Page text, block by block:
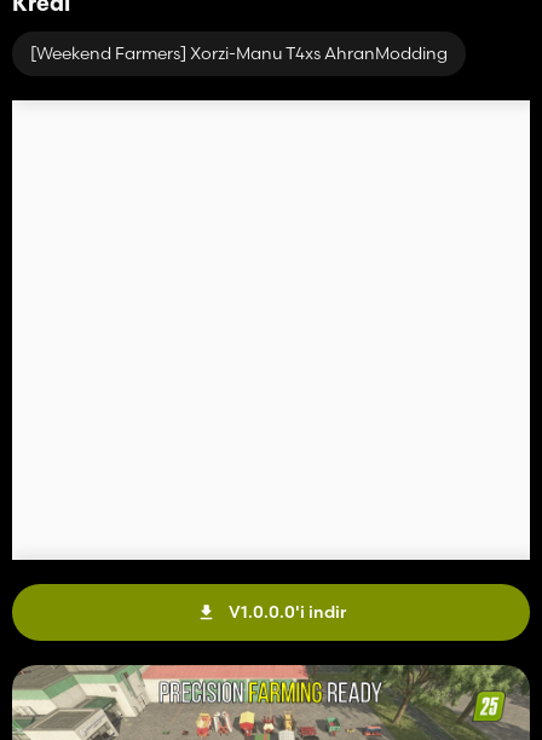
Kredi
[Weekend Farmers] Xorzi-Manu T4xs AhranModding
V1.0.0.0'i indir